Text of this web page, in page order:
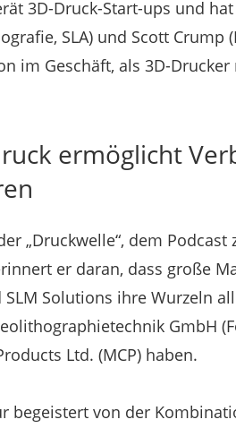
3D-Druck-Start-ups und
SLA) und Scott Crump
im Geschäft, als 3D-
ermöglicht
„Druckwelle“, dem
er daran, dass große
SLM Solutions ihre Wurzeln
GmbH
Ltd. (MCP) haben.
begeistert von der